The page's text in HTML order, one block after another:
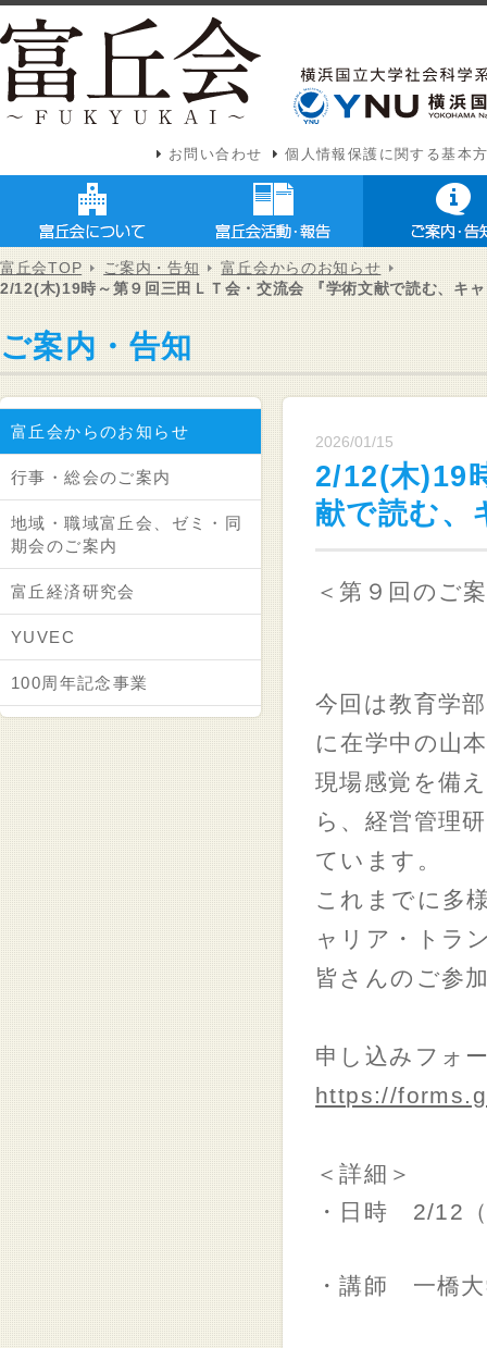
お問い合わせ 個人情報保護に関する基本
富丘会TOP ご案内・告知
富丘会からのお知らせ
2/12(木)19時～第９回三田ＬＴ会・交流会 『学術文献で読む、キ
ご案内・告知
富丘会からのお知らせ
行事・総会のご案内
地域・職域富丘会、ゼミ・同
期会のご案内
富丘経済研究会
YUVEC
100周年記念事業
2026/01/15
2/12(木)19
献で読む、
＜第９回のご
今回は教育学
に在学中の山
現場感覚を備
ら、経営管理
ています。
これまでに多
ャリア・トラ
皆さんのご参
申し込みフォ
https://
＜詳細＞
・日時 2/12
・講師 一橋